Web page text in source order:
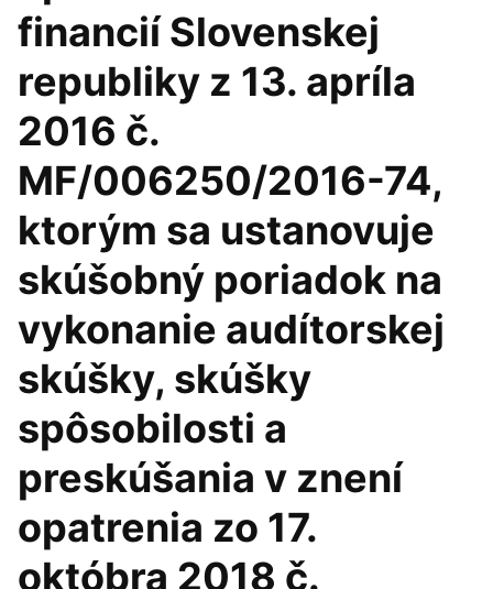
financií Slovenskej
republiky z 13. apríla
2016 č.
MF/006250/2016-74,
ktorým sa ustanovuje
skúšobný poriadok na
vykonanie audítorskej
skúšky, skúšky
spôsobilosti a
preskúšania v znení
opatrenia zo 17.
októbra 2018 č.